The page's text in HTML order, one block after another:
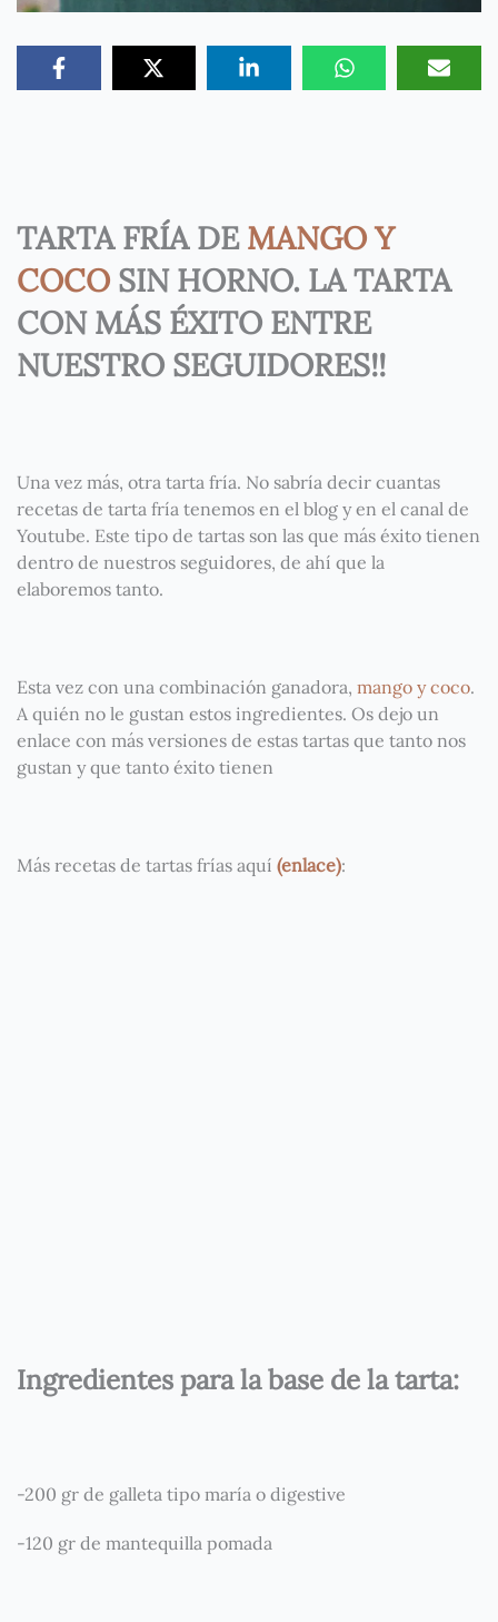
TARTA FRÍA DEMANGO Y
COCO SIN HORNO. LA TARTA
CON MÁS ÉXITO ENTRE
NUESTRO SEGUIDORES!!
Una vez más, otra tarta fría. No sabría decir cuantas
recetas de tarta fría tenemos en el blog y en el canal de
Youtube. Este tipo de tartas son las que más éxito tienen
dentro de nuestros seguidores, de ahí que la
elaboremos tanto.
Esta vez con una combinación ganadora, mango y coco.
A quién no le gustan estos ingredientes. Os dejo un
enlace con más versiones de estas tartas que tanto nos
gustan y que tanto éxito tienen
Más recetas de tartas frías aquí (enlace):
Ingredientes para la base de la tarta:
-200 gr de galleta tipo maría o digestive
-120 gr de mantequilla pomada